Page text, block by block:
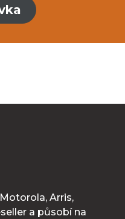
Arris,
a působí na